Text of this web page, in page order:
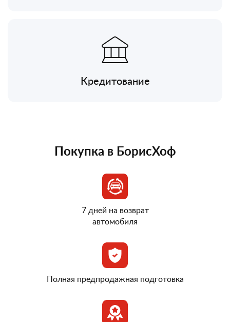
Кредитование
Покупка в БорисХоф
7 дней на возврат
автомобиля
Полная предпродажная подготовка